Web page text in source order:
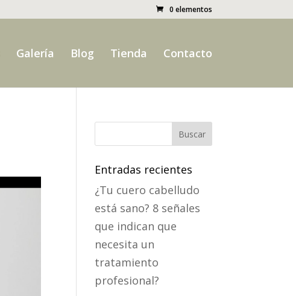
0 elementos
Galería Blog Tienda Contacto
Entradas recientes
¿Tu cuero cabelludo
está sano? 8 señales
que indican que
necesita un
tratamiento
profesional?